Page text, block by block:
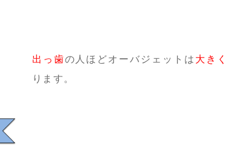
出っ歯の人ほどオーバジェットは 大きく
ります。